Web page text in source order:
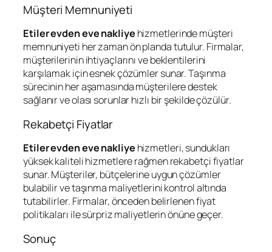
Müşteri Memnuniyeti
Etiler evden eve nakliye hizmetlerinde müşteri
memnuniyeti her zaman ön planda tutulur. Firmalar,
müşterilerinin ihtiyaçlarını ve beklentilerini
karşılamak için esnek çözümler sunar. Taşınma
sürecinin her aşamasında müşterilere destek
sağlanır ve olası sorunlar hızlı bir şekilde çözülür.
Rekabetçi Fiyatlar
Etiler evden eve nakliye hizmetleri, sundukları
yüksek kaliteli hizmetlere rağmen rekabetçi fiyatlar
sunar. Müşteriler, bütçelerine uygun çözümler
bulabilir ve taşınma maliyetlerini kontrol altında
tutabilirler. Firmalar, önceden belirlenen fiyat
politikaları ile sürpriz maliyetlerin önüne geçer.
Sonuç